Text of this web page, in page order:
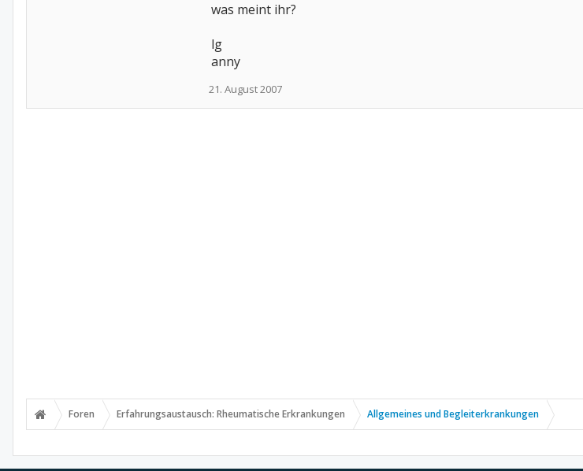
was meint ihr?
lg
anny
21. August 2007
Foren Erfahrungsaustausch: Rheumatische Erkrankungen Allgemeines und Begleiterkrankungen